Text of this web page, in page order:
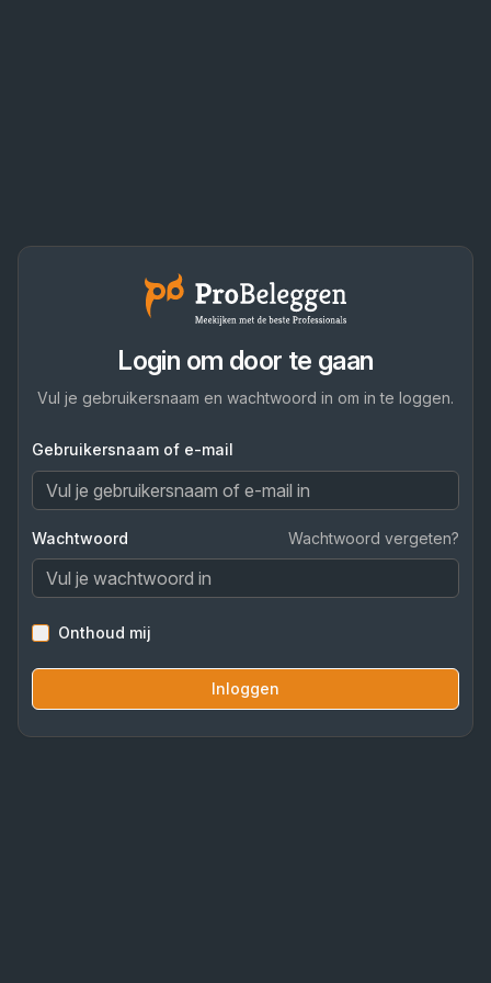
Login om door te gaan
Vul je gebruikersnaam en wachtwoord in om in te loggen.
Gebruikersnaam of e-mail
Wachtwoord Wachtwoord vergeten?
Onthoud mij
Inloggen